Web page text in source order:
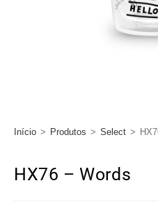
Início > Produtos > Select >
HX76 – Words